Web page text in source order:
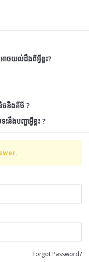
ាចយល់ដឹងពីអ្វីខ្លះ?
និចនិងគីមី ?
នឹងបញ្ហាអ្វីខ្លះ ?
Forgot Password?